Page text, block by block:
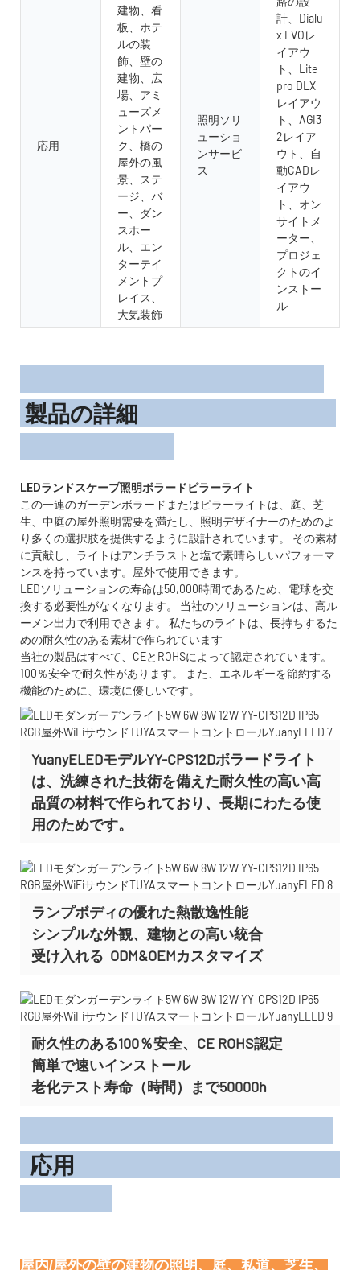
応用
建物、看
板、ホテ
ルの装
飾、壁の
建物、広
場、アミ
ューズメ
ントパー
ク、橋の
屋外の風
景、ステ
ージ、バ
ー、ダン
スホー
ル、エン
ターテイ
メントプ
レイス、
大気装飾
照明ソリ
ューショ
ンサービ
ス
計、Dialu
x EVOレ
イアウ
ト、Lite
pro DLX
レイアウ
ト、AGI3
2レイア
ウト、自
動CADレ
イアウ
ト、オン
サイトメ
ーター、
プロジェ
クトのイ
ンストー
ル
製品の詳細
この一連のガーデンボラードまたはピラーライトは、庭、芝
生、中庭の屋外照明需要を満たし、照明デザイナーのためのよ
り多くの選択肢を提供するように設計されています。 その素材
に貢献し、ライトはアンチラストと塩で素晴らしいパフォーマ
ンスを持っています。屋外で使用できます。
LEDソリューションの寿命は50,000時間であるため、電球を交
換する必要性がなくなります。 当社のソリューションは、高ル
ーメン出力で利用できます。 私たちのライトは、長持ちするた
めの耐久性のある素材で作られています
当社の製品はすべて、CEとROHSによって認定されています。
100％安全で耐久性があります。 また、エネルギーを節約する
機能のために、環境に優しいです。
YuanyELEDモデルYY-CPS12Dボラードライト
は、洗練された技術を備えた耐久性の高い高
品質の材料で作られており、長期にわたる使
用のためです。
ランプボディの優れた熱散逸性能
シンプルな外観、建物との高い統合
受け入れる ODM&OEMカスタマイズ
耐久性のある100％安全、CE ROHS認定
簡単で速いインストール
老化テスト寿命（時間）まで50000h
応用
屋内/屋外の壁の建物の照明、庭、私道、芝生、